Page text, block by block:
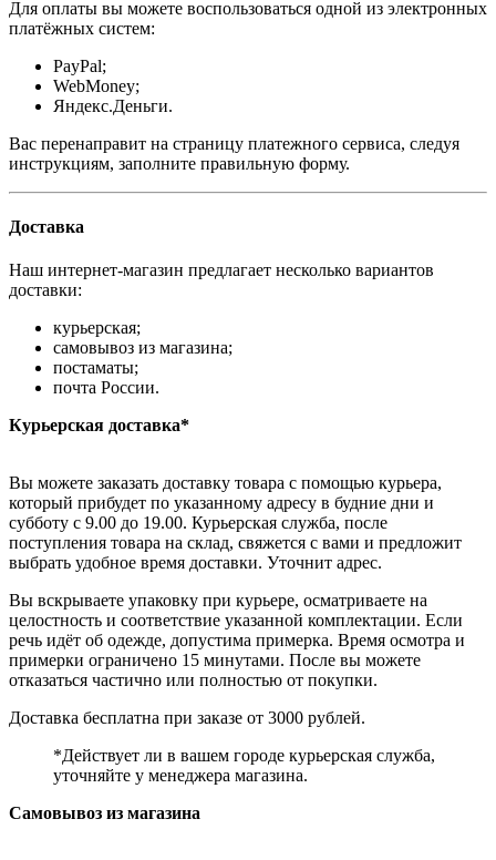
Для оплаты вы можете воспользоваться одной из электронных
платёжных систем:
PayPal;
WebMoney;
Яндекс.Деньги.
Вас перенаправит на страницу платежного сервиса, следуя
инструкциям, заполните правильную форму.
Доставка
Наш интернет-магазин предлагает несколько вариантов
доставки:
курьерская;
самовывоз из магазина;
постаматы;
почта России.
Курьерская доставка*
Вы можете заказать доставку товара с помощью курьера,
который прибудет по указанному адресу в будние дни и
субботу с 9.00 до 19.00. Курьерская служба, после
поступления товара на склад, свяжется с вами и предложит
выбрать удобное время доставки. Уточнит адрес.
Вы вскрываете упаковку при курьере, осматриваете на
целостность и соответствие указанной комплектации. Если
речь идёт об одежде, допустима примерка. Время осмотра и
примерки ограничено 15 минутами. После вы можете
отказаться частично или полностью от покупки.
Доставка бесплатна при заказе от 3000 рублей.
*Действует ли в вашем городе курьерская служба,
уточняйте у менеджера магазина.
Самовывоз из магазина